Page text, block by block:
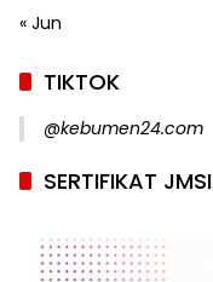
« Jun
TIKTOK
@kebumen24.com
SERTIFIKAT JMSI